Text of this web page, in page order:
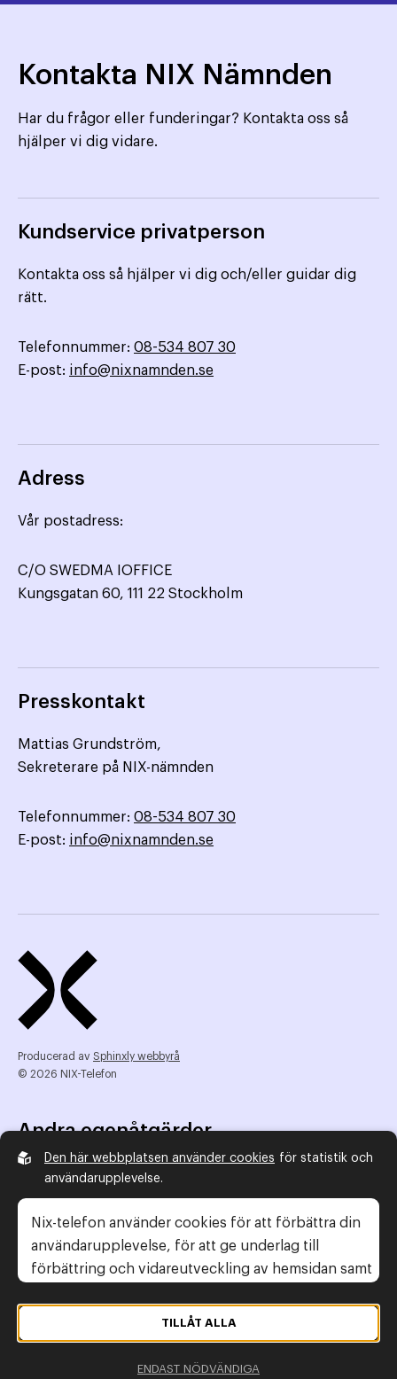
Kontakta NIX Nämnden
Har du frågor eller funderingar? Kontakta oss så
hjälper vi dig vidare.
Kundservice privatperson
Kontakta oss så hjälper vi dig och/eller guidar dig
rätt.
Telefonnummer: 08-534 807 30
E-post: info@nixnamnden.se
Adress
Vår postadress:
C/O SWEDMA IOFFICE
Kungsgatan 60, 111 22 Stockholm
Presskontakt
Mattias Grundström,
Sekreterare på NIX-nämnden
Telefonnummer: 08-534 807 30
E-post: info@nixnamnden.se
Producerad av Sphinxly webbyrå
© 2026 NIX-Telefon
Andra egenåtgärder
NIX Telefon
NIX addresserat
Reklamombudsmannen
Konsumentverket
Legal information
Gör anmälan
Personuppgiftspolicy
Den här webbplatsen använder cookies för statistik och
användarupplevelse.
Nix-telefon använder cookies för att förbättra din
användarupplevelse, för att ge underlag till
förbättring och vidareutveckling av hemsidan samt
personuppgiftspolicy
ENDAST NÖDVÄNDIGA
TILLÅT ALLA